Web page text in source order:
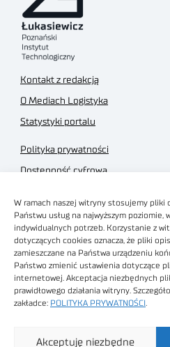
W ramach naszej witryny stosujemy pliki
Państwu usług na najwyższym
indywidualnych potrzeb. Korzystanie z
dotyczących cookies oznacza, że pliki
zamieszczane na Państwa urządzeniu
Państwo zmienić ustawienia dotyczące
internetowej. Akceptacja niezbędnych
prawidłowego działania witryny.
zakładce: POLITYKA PRYWATNOŚCI
Akceptuję niezbędne
Kontakt z redakcją
O Mediach Logistyka
Statystyki portalu
Polityka prywatności
Dostępność cyfrowa
Regulamin sklepu
Obrazy stockowe
autorstwa